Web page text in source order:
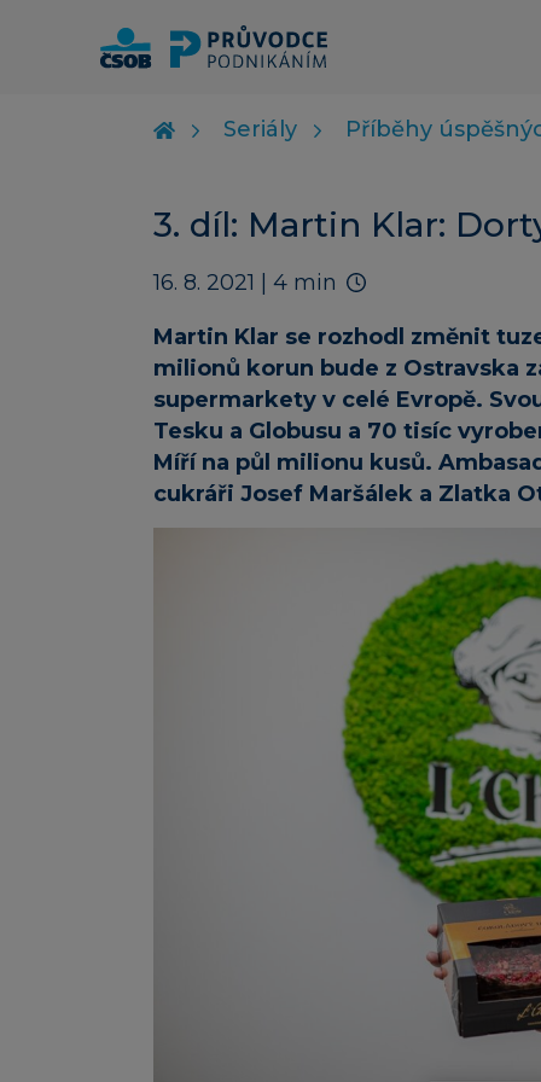
Seriály Příběhy
3. díl: Martin Klar:
16. 8. 2021 | 4 min
Martin Klar se rozhodl změnit
milionů korun bude z Ostravska
supermarkety v celé Evropě.
Tesku a Globusu a 70 tisíc
Míří na půl milionu kusů.
cukráři Josef Maršálek a Zlatka